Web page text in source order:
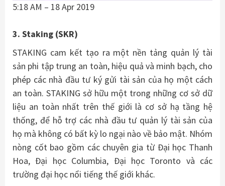
5:18 AM – 18 Apr 2019
3. Staking (SKR)
STAKING cam kết tạo ra một nền tảng quản lý tài
sản phi tập trung an toàn, hiệu quả và minh bạch, cho
phép các nhà đầu tư ký gửi tài sản của họ một cách
an toàn. STAKING sở hữu một trong những cơ sở dữ
liệu an toàn nhất trên thế giới là cơ sở hạ tầng hệ
thống, để hỗ trợ các nhà đầu tư quản lý tài sản của
họ mà không có bất kỳ lo ngại nào về bảo mật. Nhóm
nòng cốt bao gồm các chuyên gia từ Đại học Thanh
Hoa, Đại học Columbia, Đại học Toronto và các
trường đại học nổi tiếng thế giới khác.